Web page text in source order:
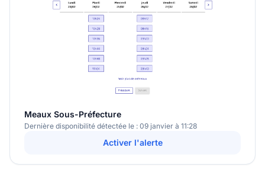
Meaux Sous-Préfecture
Dernière disponibilité détectée le : 09 janvier à 11:28
Activer l'alerte